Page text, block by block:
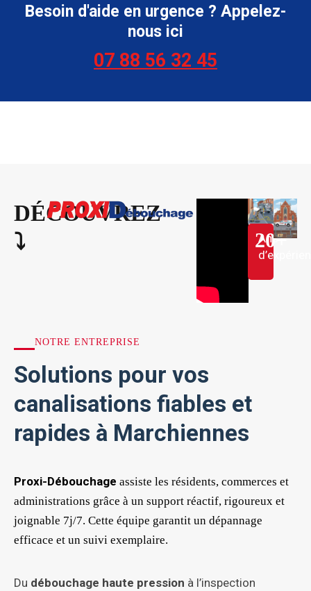
Besoin d'aide en urgence ? Appelez-
nous ici
07 88 56 32 45
DÉCOUVREZ
⤵︎
20+
Ans
NOTRE ENTREPRISE
Solutions pour vos
canalisations fiables et
rapides à Marchiennes
Proxi-Débouchage assiste les résidents, commerces et
administrations grâce à un support réactif, rigoureux et
joignable 7j/7. Cette équipe garantit un dépannage
efficace et un suivi exemplaire.
Du débouchage haute pression à l’inspection